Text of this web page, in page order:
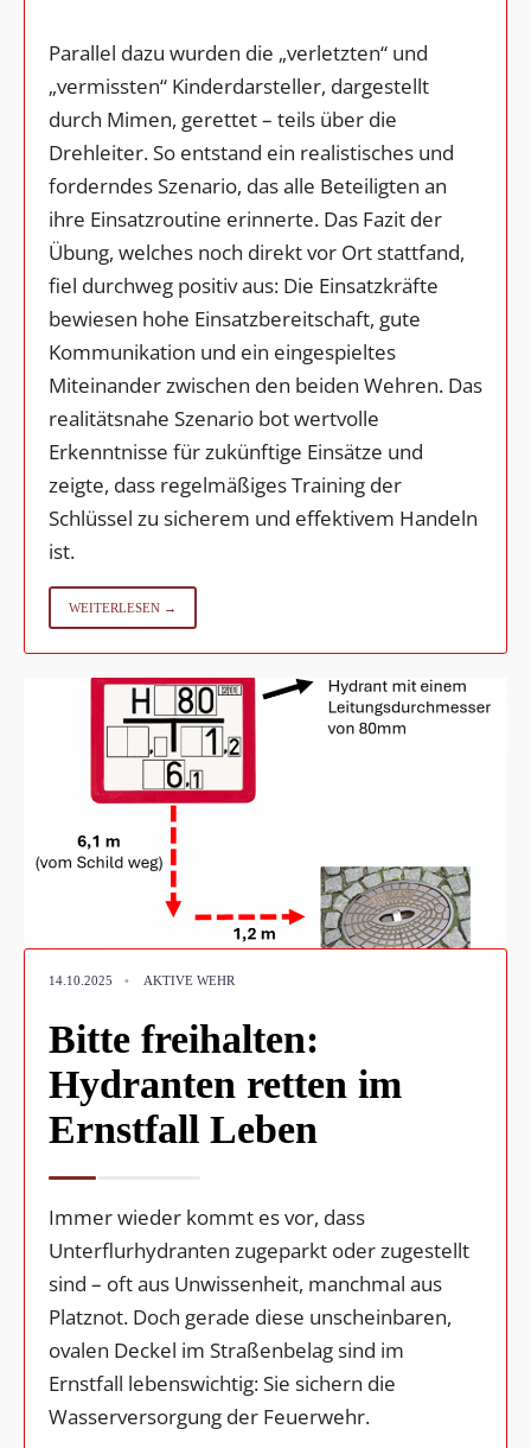
Parallel dazu wurden die „verletzten“ und
„vermissten“ Kinderdarsteller, dargestellt
durch Mimen, gerettet – teils über die
Drehleiter. So entstand ein realistisches und
forderndes Szenario, das alle Beteiligten an
ihre Einsatzroutine erinnerte. Das Fazit der
Übung, welches noch direkt vor Ort stattfand,
fiel durchweg positiv aus: Die Einsatzkräfte
bewiesen hohe Einsatzbereitschaft, gute
Kommunikation und ein eingespieltes
Miteinander zwischen den beiden Wehren. Das
realitätsnahe Szenario bot wertvolle
Erkenntnisse für zukünftige Einsätze und
zeigte, dass regelmäßiges Training der
Schlüssel zu sicherem und effektivem Handeln
ist.
WEITERLESEN →
14.10.2025 • AKTIVE WEHR
Bitte freihalten:
Hydranten retten im
Ernstfall Leben
Immer wieder kommt es vor, dass
Unterflurhydranten zugeparkt oder zugestellt
sind – oft aus Unwissenheit, manchmal aus
Platznot. Doch gerade diese unscheinbaren,
ovalen Deckel im Straßenbelag sind im
Ernstfall lebenswichtig: Sie sichern die
Wasserversorgung der Feuerwehr.